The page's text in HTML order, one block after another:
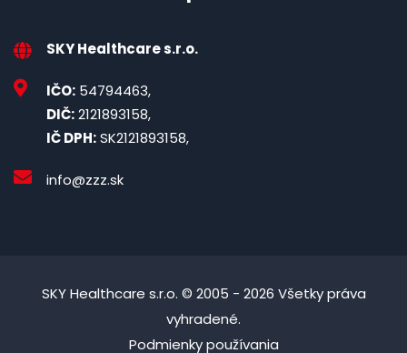
SKY Healthcare s.r.o.
IČO: 54794463,
DIČ:2121893158,
IČ DPH:SK2121893158,
info@zzz.sk
SKY Healthcare s.r.o. © 2005 - 2026 Všetky práva
vyhradené.
Podmienky používania